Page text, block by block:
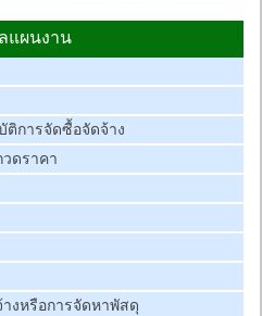
แผนงาน
การจัดซื้อจัดจ้าง
ดราคา
งหรือการจัดหาพัสดุ